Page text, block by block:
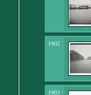
1902
1903